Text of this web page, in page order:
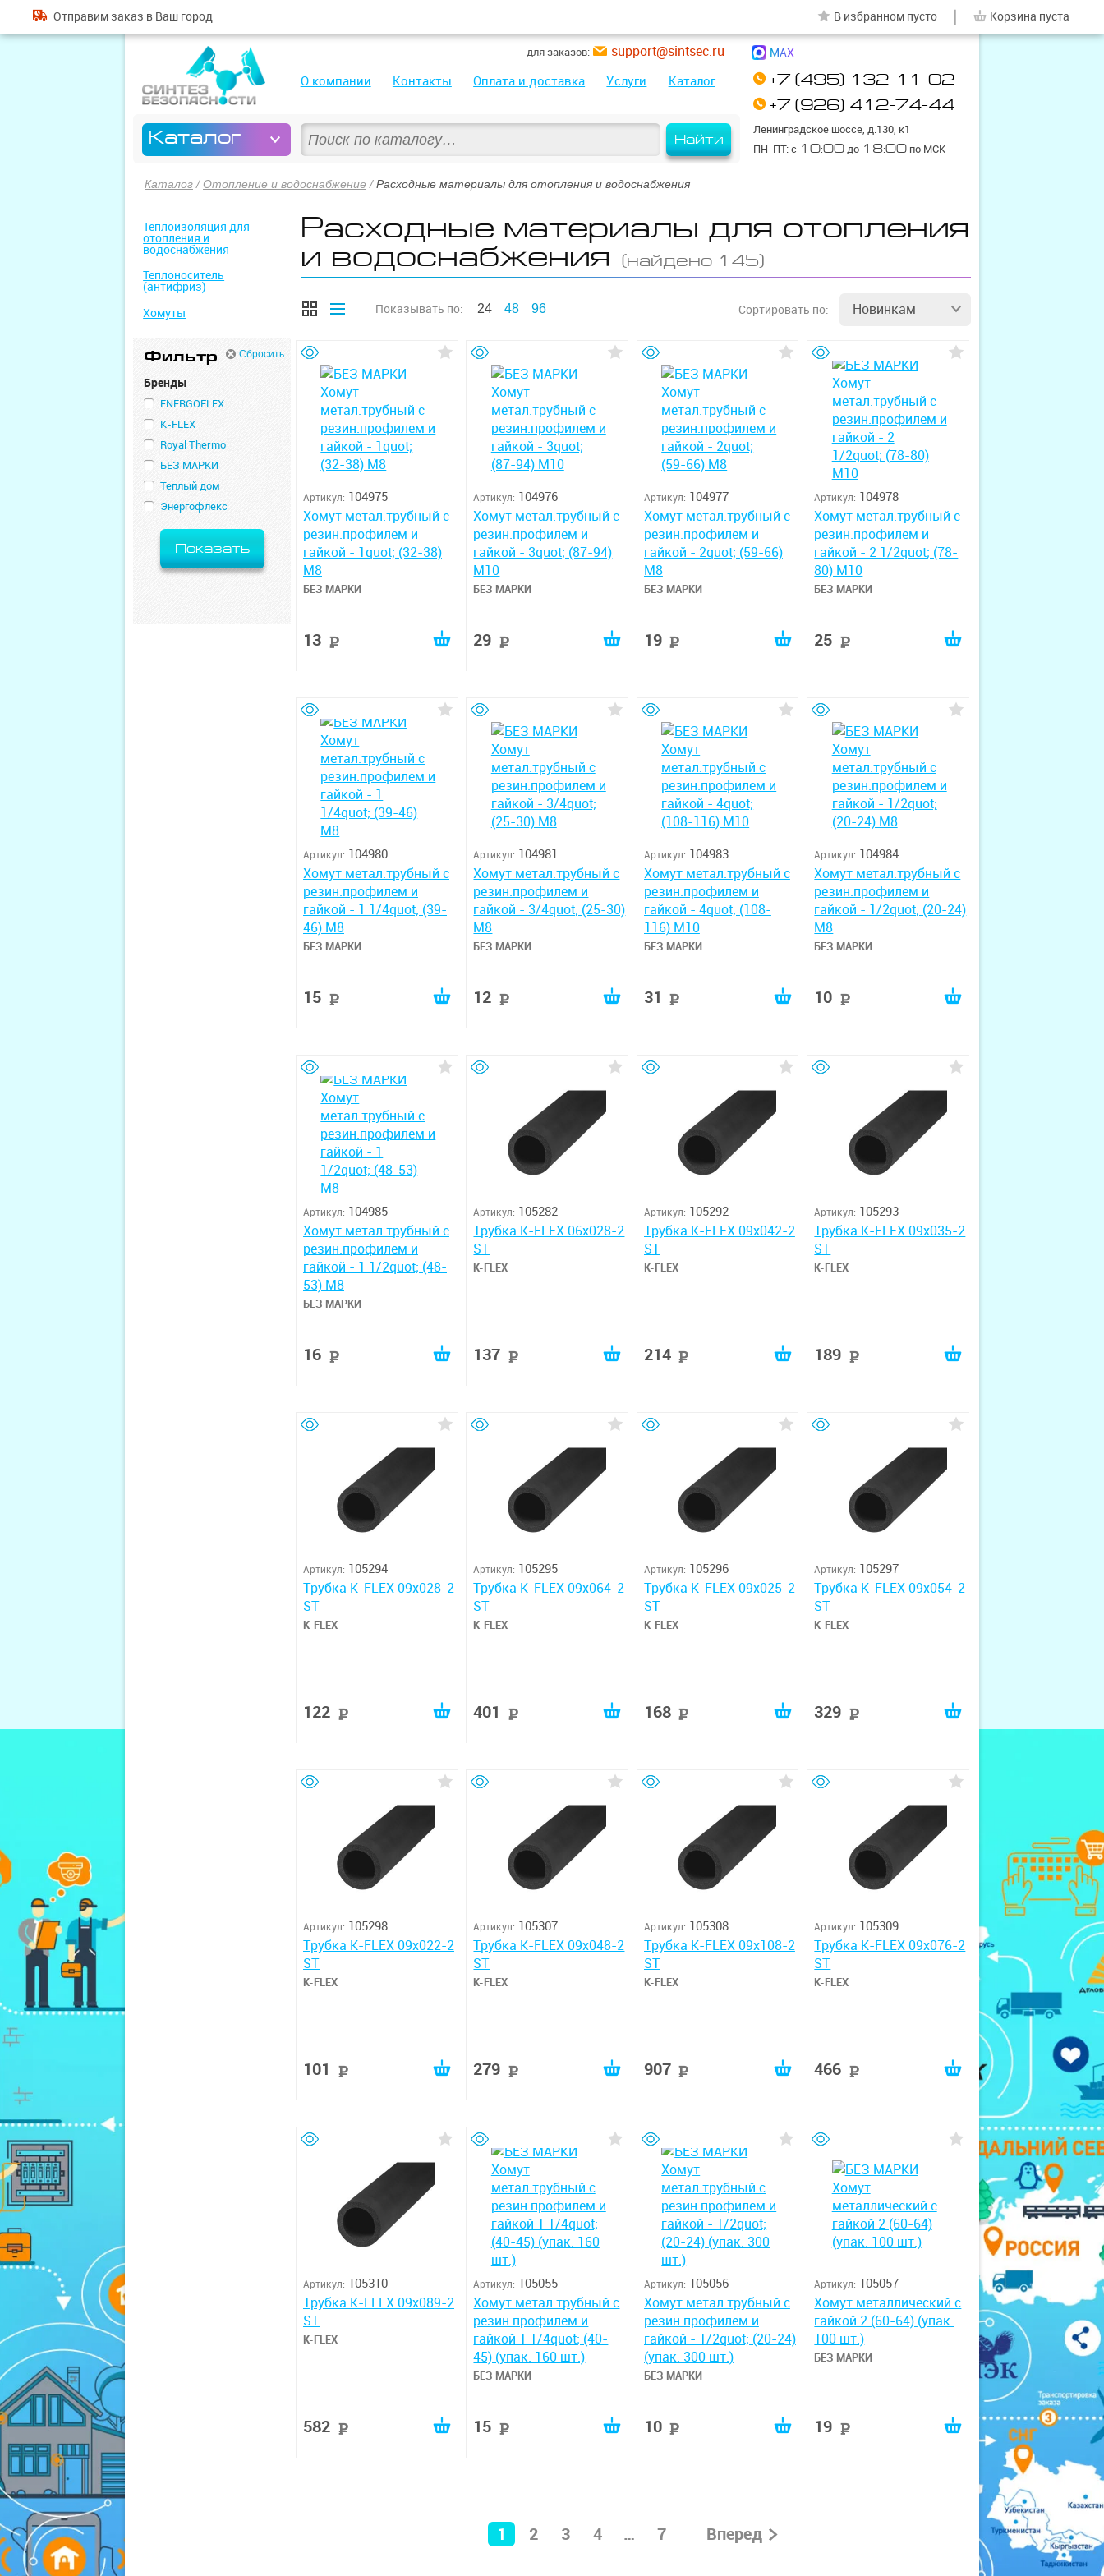
Найти
О компании Контакты Оплата и доставка Услуги Каталог
Каталог
+7 (495) 132-11-02
+7 (926) 412-74-44
Ленинградское шоссе, д.130, к1
ПН-ПТ: с 10:00 до 18:00 по МСК
для заказов: support@sintsec.ru MAX
Отправим заказ в Ваш город В избранном пусто Корзина пуста
Каталог / Отопление и водоснабжение /Расходные материалы для отопления и водоснабжения
Расходные материалы для отопления
и водоснабжения
(найдено 145)
Теплоизоляция для
отопления и
водоснабжения
Теплоноситель
(антифриз)
Хомуты
Фильтр Сбросить
Бренды
ENERGOFLEX
K-FLEX
Royal Thermo
БЕЗ МАРКИ
Теплый дом
Энергофлекс
Показать
Показывать по: 24 48 96 Сортировать по: Новинкам
Артикул: 104975
Хомут метал.трубный с
резин.профилем и
гайкой - 1quot; (32-38)
М8
БЕЗ МАРКИ
13
Артикул: 104976
Хомут метал.трубный с
резин.профилем и
гайкой - 3quot; (87-94)
М10
БЕЗ МАРКИ
29
Артикул: 104977
Хомут метал.трубный с
резин.профилем и
гайкой - 2quot; (59-66)
М8
БЕЗ МАРКИ
19
Артикул: 104978
Хомут метал.трубный с
резин.профилем и
гайкой - 2 1/2quot; (78-
80) М10
БЕЗ МАРКИ
25
Артикул: 104980
Хомут метал.трубный с
резин.профилем и
гайкой - 1 1/4quot; (39-
46) М8
БЕЗ МАРКИ
15
Артикул: 104981
Хомут метал.трубный с
резин.профилем и
гайкой - 3/4quot; (25-30)
М8
БЕЗ МАРКИ
12
Артикул: 104983
Хомут метал.трубный с
резин.профилем и
гайкой - 4quot; (108-
116) М10
БЕЗ МАРКИ
31
Артикул: 104984
Хомут метал.трубный с
резин.профилем и
гайкой - 1/2quot; (20-24)
М8
БЕЗ МАРКИ
10
Артикул: 104985
Хомут метал.трубный с
резин.профилем и
гайкой - 1 1/2quot; (48-
53) М8
БЕЗ МАРКИ
16
Артикул: 105282
Трубка K-FLEX 06x028-2
ST
K-FLEX
137
Артикул: 105292
Трубка K-FLEX 09x042-2
ST
K-FLEX
214
Артикул: 105293
Трубка K-FLEX 09x035-2
ST
K-FLEX
189
Артикул: 105294
Трубка K-FLEX 09x028-2
ST
K-FLEX
122
Артикул: 105295
Трубка K-FLEX 09x064-2
ST
K-FLEX
401
Артикул: 105296
Трубка K-FLEX 09x025-2
ST
K-FLEX
168
Артикул: 105297
Трубка K-FLEX 09x054-2
ST
K-FLEX
329
Артикул: 105298
Трубка K-FLEX 09x022-2
ST
K-FLEX
101
Артикул: 105307
Трубка K-FLEX 09x048-2
ST
K-FLEX
279
Артикул: 105308
Трубка K-FLEX 09x108-2
ST
K-FLEX
907
Артикул: 105309
Трубка K-FLEX 09x076-2
ST
K-FLEX
466
Артикул: 105310
Трубка K-FLEX 09x089-2
ST
K-FLEX
582
Артикул: 105055
Хомут метал.трубный с
резин.профилем и
гайкой 1 1/4quot; (40-
45) (упак. 160 шт.)
БЕЗ МАРКИ
15
Артикул: 105056
Хомут метал.трубный с
резин.профилем и
гайкой - 1/2quot; (20-24)
(упак. 300 шт.)
БЕЗ МАРКИ
10
Артикул: 105057
Хомут металлический с
гайкой 2 (60-64) (упак.
100 шт.)
БЕЗ МАРКИ
19
1 2 3 4 … 7 Вперед